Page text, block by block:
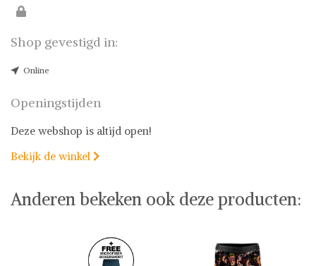
Shop gevestigd in:
Online
Openingstijden
Deze webshop is altijd open!
Bekijk de winkel 
Anderen bekeken ook deze producten: